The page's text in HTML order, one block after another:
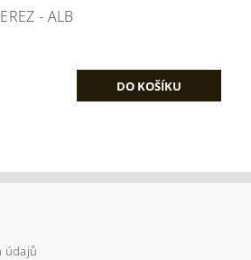
- ALB
údajů